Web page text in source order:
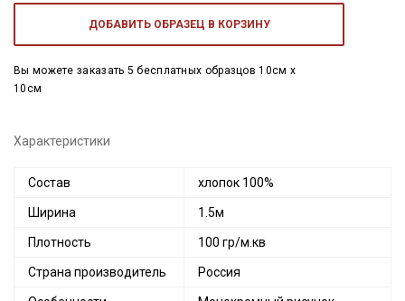
ДОБАВИТЬ ОБРАЗЕЦ В КОРЗИНУ
Вы можете заказать 5 бесплатных образцов 10см x
10см
Характеристики
Состав хлопок 100%
Ширина 1.5м
Плотность 100 гр/м.кв
Страна производитель Россия